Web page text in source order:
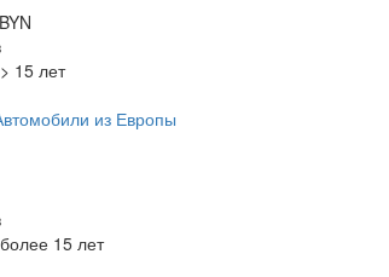
15 лет
из Европы
15 лет